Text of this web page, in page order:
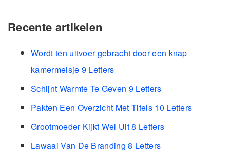
Recente artikelen
Wordt ten uitvoer gebracht door een knap
kamermeisje 9 Letters
Schijnt Warmte Te Geven 9 Letters
Pakten Een Overzicht Met Titels 10 Letters
Grootmoeder Kijkt Wel Uit 8 Letters
Lawaai Van De Branding 8 Letters